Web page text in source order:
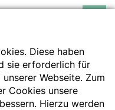
e. V.
Diese haben
sie erforderlich für
Webseite. Zum
Cookies unsere
Hierzu werden